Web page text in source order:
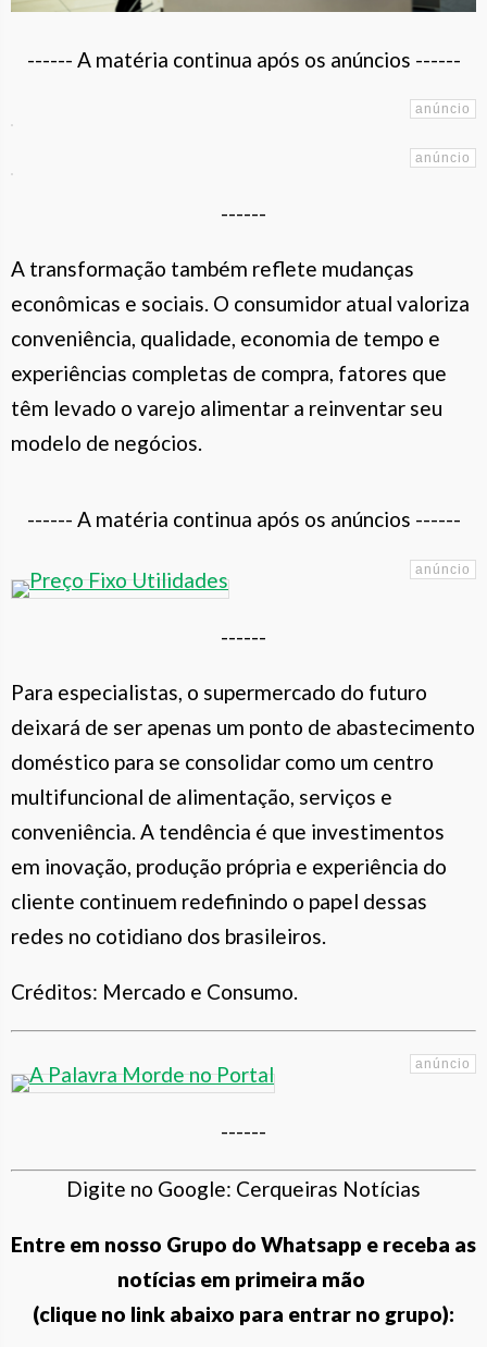
------ A matéria continua após os anúncios ------
------
A transformação também reflete mudanças
econômicas e sociais. O consumidor atual valoriza
conveniência, qualidade, economia de tempo e
experiências completas de compra, fatores que
têm levado o varejo alimentar a reinventar seu
modelo de negócios.
------ A matéria continua após os anúncios ------
------
Para especialistas, o supermercado do futuro
deixará de ser apenas um ponto de abastecimento
doméstico para se consolidar como um centro
multifuncional de alimentação, serviços e
conveniência. A tendência é que investimentos
em inovação, produção própria e experiência do
cliente continuem redefinindo o papel dessas
redes no cotidiano dos brasileiros.
Créditos: Mercado e Consumo.
------
Digite no Google: Cerqueiras Notícias
Entre em nosso Grupo do Whatsapp e receba as
notícias em primeira mão
(clique no link abaixo para entrar no grupo):